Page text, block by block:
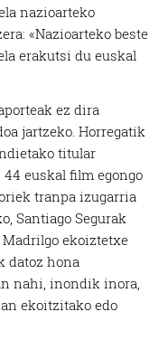
nazioarteko
«Nazioarteko beste
erakutsi du euskal
ez dira
jartzeko. Horregatik
titular
euskal film egongo
tranpa izugarria
Santiago Segurak
ekoiztetxe
datoz hona
nahi, inondik inora,
ekoitzitako edo